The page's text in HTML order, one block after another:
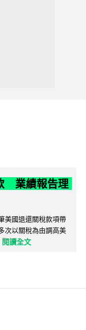
業績報告理
美國退還關稅款項帶
次以關稅為由調高美
閱讀全文